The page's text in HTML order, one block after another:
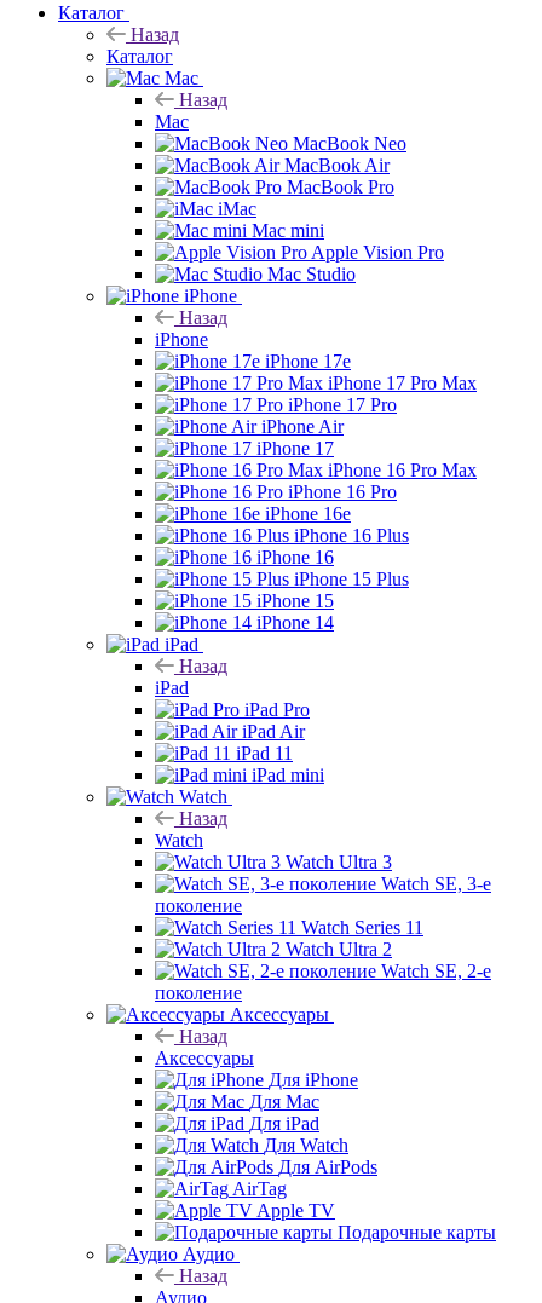
Каталог
Назад
Каталог
Mac
Назад
Mac
MacBook Neo
MacBook Air
MacBook Pro
iMac
Mac mini
Apple Vision Pro
Mac Studio
iPhone
Назад
iPhone
iPhone 17e
iPhone 17 Pro Max
iPhone 17 Pro
iPhone Air
iPhone 17
iPhone 16 Pro Max
iPhone 16 Pro
iPhone 16e
iPhone 16 Plus
iPhone 16
iPhone 15 Plus
iPhone 15
iPhone 14
iPad
Назад
iPad
iPad Pro
iPad Air
iPad 11
iPad mini
Watch
Назад
Watch
Watch Ultra 3
Watch SE, 3-е
поколение
Watch Series 11
Watch Ultra 2
Watch SE, 2-е
поколение
Аксессуары
Назад
Аксессуары
Для iPhone
Для Mac
Для iPad
Для Watch
Для AirPods
AirTag
Apple TV
Подарочные карты
Аудио
Назад
Аудио